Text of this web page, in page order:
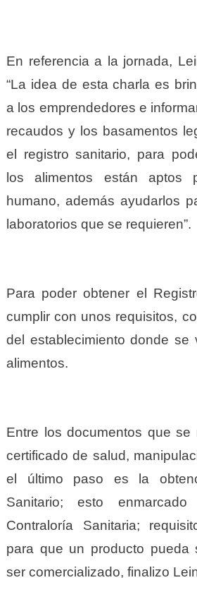
En referencia a la jornada,
“La idea de esta charla es
a los emprendedores e
recaudos y los basamentos
el registro sanitario, para
los alimentos están aptos
humano, además ayudarlos
laboratorios que se requieren”.
Para poder obtener el
cumplir con unos requisitos,
del establecimiento donde se
alimentos.
Entre los documentos que se
certificado de salud,
el último paso es la
Sanitario;esto
Contraloría Sanitaria;
para que un producto pueda
ser comercializado, finalizo